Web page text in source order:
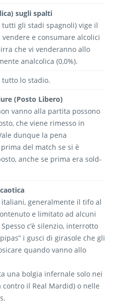
sugli spalti
tutti gli stadi spagnoli) vige il
e consumare alcolici
che vi venderanno allo
analcolica (0,0%).
tutto lo stadio.
(Posto Libero)
vanno alla partita possono
che viene rimesso in
dunque la pena
del match se si è
anche se prima era sold-
generalmente il tifo al
e limitato ad alcuni
c’è silenzio, interrotto
i gusci di girasole che gli
quando vanno allo
una bolgia infernale solo nei
contro il Real Mardid) o nelle